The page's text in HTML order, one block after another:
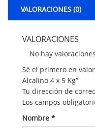
VALORACIONES (0)
VALORACIONES
No hay
Sé el primero en
Alcalino 4 x 5 Kg”
Tu dirección de
Los campos
Nombre *